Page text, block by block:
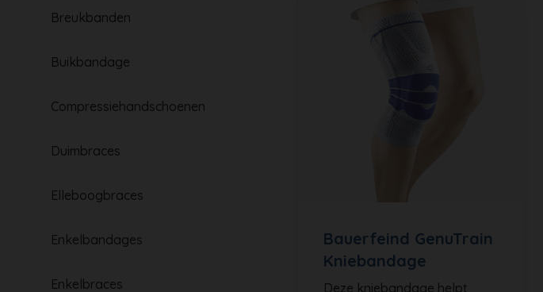
Breukbanden
Buikbandage
Compressiehandschoenen
Duimbraces
Elleboogbraces
Enkelbandages
Enkelbraces
Bauerfeind GenuTrain
Kniebandage
Deze kniebandage helpt